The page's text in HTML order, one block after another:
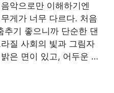
악으로만 이해하기엔
게가 너무 다르다. 처음
추기 좋으니까 단순한 댄
질 사회의 빛과 그림자
은 면이 있고, 어두운 …